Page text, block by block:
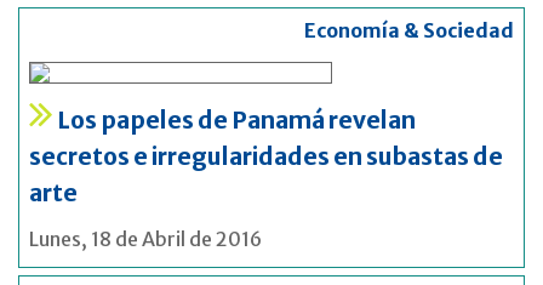
Economía & Sociedad
Los papeles de Panamá revelan
secretos e irregularidades en subastas de
arte
Lunes, 18 de Abril de 2016